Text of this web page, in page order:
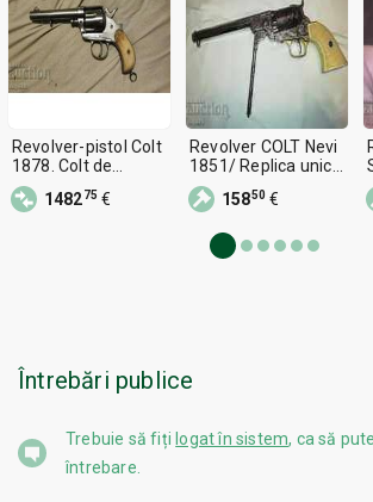
Revolver-pistol Colt
1878. Colt de
colecție
148275 €
Revolver COLT Nevi
1851/ Replica unică
Colt Nevi
15850 €
Întrebări publice
Trebuie să fiți logat în sistem, ca să
întrebare.